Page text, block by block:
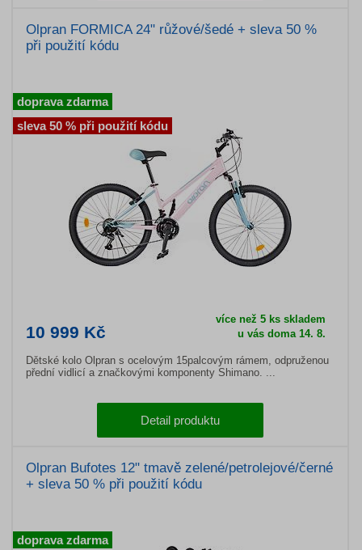
Olpran FORMICA 24" růžové/šedé + sleva 50 %
při použití kódu
10 999 Kč
více než 5 ks skladem
u vás doma 14. 8.
Dětské kolo Olpran s ocelovým 15palcovým rámem, odpruženou
přední vidlicí a značkovými komponenty Shimano. ...
Detail produktu
doprava zdarma
sleva 50 % při použití kódu
Olpran Bufotes 12" tmavě zelené/petrolejové/černé
+ sleva 50 % při použití kódu
doprava zdarma